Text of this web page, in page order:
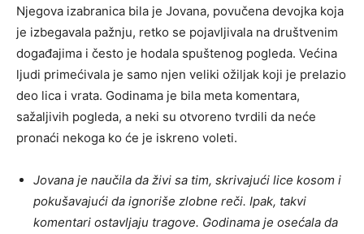
Njegova izabranica bila je Jovana, povučena devojka koja
je izbegavala pažnju, retko se pojavljivala na društvenim
događajima i često je hodala spuštenog pogleda. Većina
ljudi primećivala je samo njen veliki ožiljak koji je prelazio
deo lica i vrata. Godinama je bila meta komentara,
sažaljivih pogleda, a neki su otvoreno tvrdili da neće
pronaći nekoga ko će je iskreno voleti.
Jovana je naučila da živi sa tim, skrivajući lice kosom i
pokušavajući da ignoriše zlobne reči. Ipak, takvi
komentari ostavljaju tragove. Godinama je osećala da